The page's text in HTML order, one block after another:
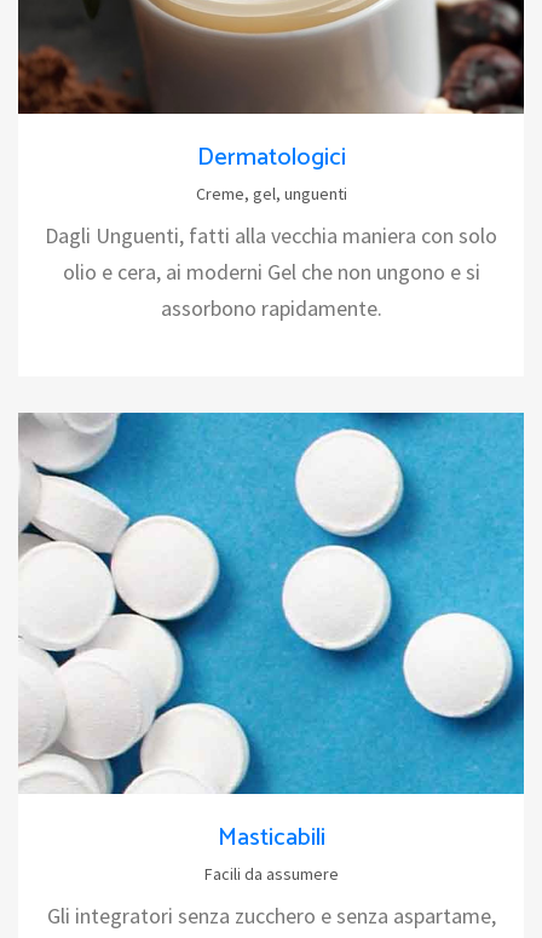
Dermatologici
Creme, gel, unguenti
Dagli Unguenti, fatti alla vecchia maniera con solo
olio e cera, ai moderni Gel che non ungono e si
assorbono rapidamente.
Masticabili
Facili da assumere
Gli integratori senza zucchero e senza aspartame,